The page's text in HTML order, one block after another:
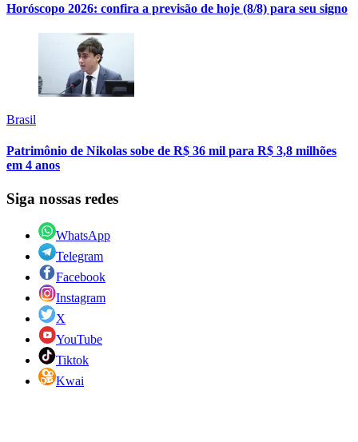
Horóscopo 2026: confira a previsão de hoje (8/8) para seu signo
Brasil
Patrimônio de Nikolas sobe de R$ 36 mil para R$ 3,8 milhões
em 4 anos
Siga nossas redes
WhatsApp
Telegram
Facebook
Instagram
X
YouTube
Tiktok
Kwai